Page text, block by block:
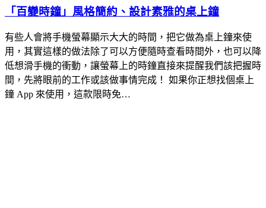
「百變時鐘」風格簡約、設計素雅的桌上鐘
有些人會將手機螢幕顯示大大的時間，把它做為桌上鐘來使
用，其實這樣的做法除了可以方便隨時查看時間外，也可以降
低想滑手機的衝動，讓螢幕上的時鐘直接來提醒我們該把握時
間，先將眼前的工作或該做事情完成！ 如果你正想找個桌上
鐘 App 來使用，這款限時免…